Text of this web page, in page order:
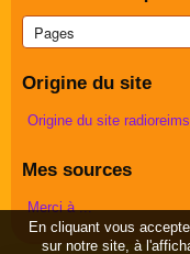
Origine du site
Origine du site radioreims
Mes sources
Merci à ...
En cliquant vous
sur notre site, à